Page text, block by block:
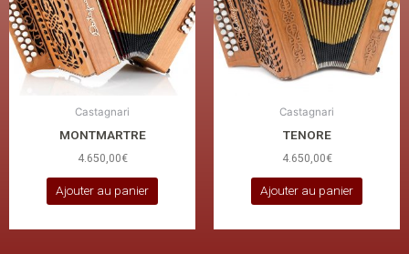
Castagnari
MONTMARTRE
4.650,00€
Ajouter au panier
Castagnari
TENORE
4.650,00€
Ajouter au panier